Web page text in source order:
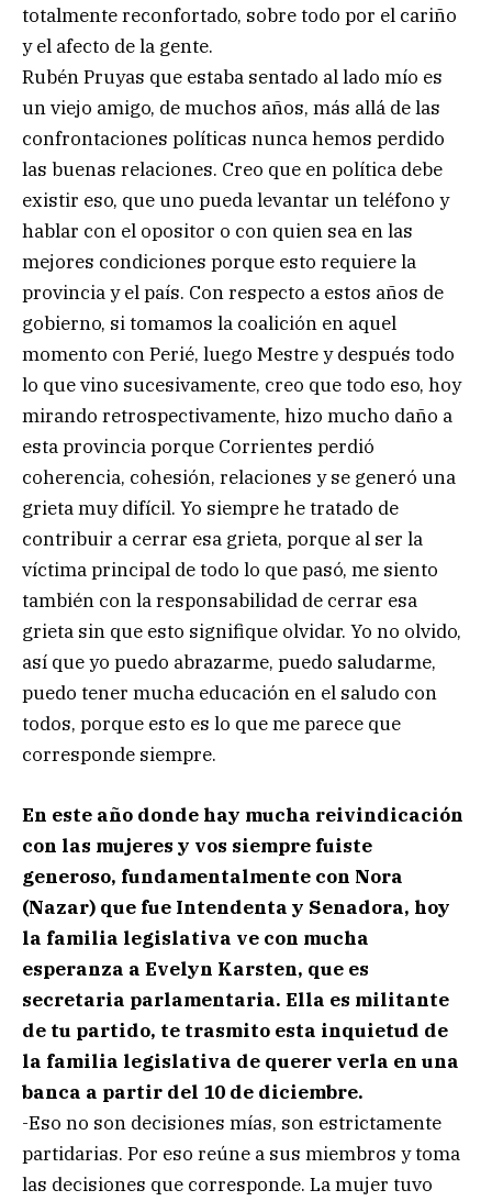
totalmente reconfortado, sobre todo por el cariño
y el afecto de la gente.
Rubén Pruyas que estaba sentado al lado mío es
un viejo amigo, de muchos años, más allá de las
confrontaciones políticas nunca hemos perdido
las buenas relaciones. Creo que en política debe
existir eso, que uno pueda levantar un teléfono y
hablar con el opositor o con quien sea en las
mejores condiciones porque esto requiere la
provincia y el país. Con respecto a estos años de
gobierno, si tomamos la coalición en aquel
momento con Perié, luego Mestre y después todo
lo que vino sucesivamente, creo que todo eso, hoy
mirando retrospectivamente, hizo mucho daño a
esta provincia porque Corrientes perdió
coherencia, cohesión, relaciones y se generó una
grieta muy difícil. Yo siempre he tratado de
contribuir a cerrar esa grieta, porque al ser la
víctima principal de todo lo que pasó, me siento
también con la responsabilidad de cerrar esa
grieta sin que esto signifique olvidar. Yo no olvido,
así que yo puedo abrazarme, puedo saludarme,
puedo tener mucha educación en el saludo con
todos, porque esto es lo que me parece que
corresponde siempre.
En este año donde hay mucha reivindicación
con las mujeres y vos siempre fuiste
generoso, fundamentalmente con Nora
(Nazar) que fue Intendenta y Senadora, hoy
la familia legislativa ve con mucha
esperanza a Evelyn Karsten, que es
secretaria parlamentaria. Ella es militante
de tu partido, te trasmito esta inquietud de
la familia legislativa de querer verla en una
banca a partir del 10 de diciembre.
-Eso no son decisiones mías, son estrictamente
partidarias. Por eso reúne a sus miembros y toma
las decisiones que corresponde. La mujer tuvo